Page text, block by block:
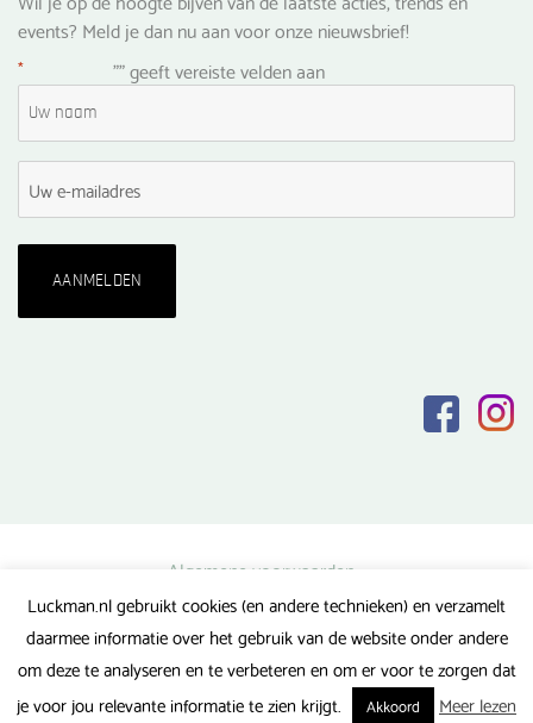
events? Meld je dan nu aan voor onze nieuwsbrief!
"
* " geeft vereiste velden aan
Algemene voorwaarden
Privacy verklaring
Veel gestelde vragen
Luckman.nl gebruikt cookies (en andere technieken) en verzamelt
daarmee informatie over het gebruik van de website onder andere
om deze te analyseren en te verbeteren en om er voor te zorgen dat
je voor jou relevante informatie te zien krijgt.
Akkoord Meer lezen